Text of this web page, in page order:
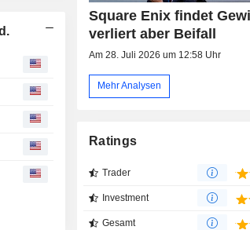
Square Enix findet
verliert aber Beifall
Am 28. Juli 2026 um 12:58 Uhr
Mehr Analysen
Ratings
Trader
Investment
Gesamt